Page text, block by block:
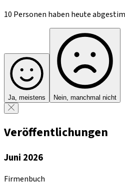
10 Personen haben heute
Ja, meistens Nein, manchmal nicht
Veröffentlichungen
Juni 2026
Firmenbuch